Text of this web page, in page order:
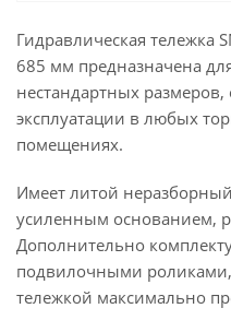
Гидравлическая тележка
685 мм предназначена
нестандартных
эксплуатации в любых
помещениях.
Имеет литой
усиленным основанием,
Дополнительно
подвилочными роликами,
тележкой максимально